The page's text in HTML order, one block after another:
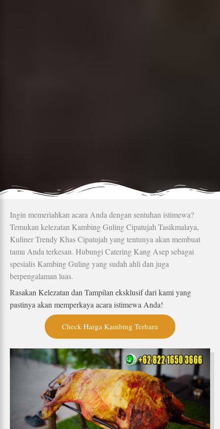
Ingin memeriahkan acara Anda dengan sentuhan istimewa?
Temukan kelezatan Kambing Guling Cipatujah Tasikmalaya,
Kuliner Trendy Khas Cipatujah yang tentunya akan membuat
tamu Anda terkesan. Hubungi Catering Kang Asep sebagai
spesialis Kambing Guling yang sudah ahli dan juga
berpengalaman luas.
Rasakan Kelezatan dan Tampilan eksklusif dari kami yang
pastinya akan memperkaya acara istimewa Anda!
Check Harga Kambing Terbaru